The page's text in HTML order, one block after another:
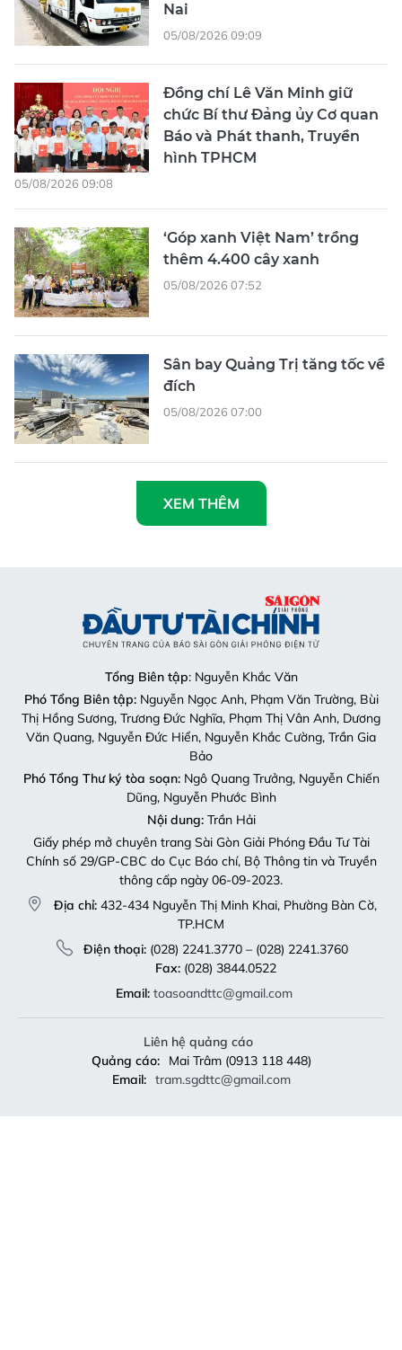
Nai
05/08/2026 09:09
Đồng chí Lê Văn Minh giữ
chức Bí thư Đảng ủy Cơ quan
Báo và Phát thanh, Truyền
hình TPHCM
05/08/2026 09:08
‘Góp xanh Việt Nam’ trồng
thêm 4.400 cây xanh
05/08/2026 07:52
Sân bay Quảng Trị tăng tốc về
đích
05/08/2026 07:00
XEM THÊM
Tổng Biên tập: Nguyễn Khắc Văn
Phó Tổng Biên tập:Nguyễn Ngọc Anh, Phạm Văn Trường, Bùi
Thị Hồng Sương, Trương Đức Nghĩa, Phạm Thị Vân Anh, Dương
Văn Quang, Nguyễn Đức Hiển, Nguyễn Khắc Cường, Trần Gia
Bảo
Phó Tổng Thư ký tòa soạn:Ngô Quang Trưởng, Nguyễn Chiến
Dũng, Nguyễn Phước Bình
Nội dung:Trần Hải
Giấy phép mở chuyên trang Sài Gòn Giải Phóng Đầu Tư Tài
Chính số 29/GP-CBC do Cục Báo chí, Bộ Thông tin và Truyền
thông cấp ngày 06-09-2023.
Địa chỉ: 432-434 Nguyễn Thị Minh Khai, Phường Bàn Cờ,
TP.HCM
Điện thoại:(028) 2241.3770 – (028) 2241.3760
Fax:(028) 3844.0522
Email: toasoandttc@gmail.com
Liên hệ quảng cáo
Quảng cáo:
Mai Trâm (0913 118 448)
Email: tram.sgdttc@gmail.com